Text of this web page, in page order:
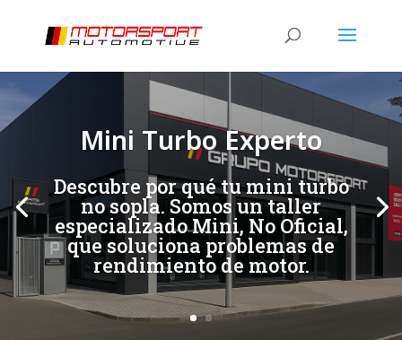
Mini Turbo Experto
Descubre por qué tu mini turbo
no sopla. Somos un taller
especializado Mini, No Oficial,
que soluciona problemas de
rendimiento de motor.
[/et_pb_slide] [/et_pb_slide]